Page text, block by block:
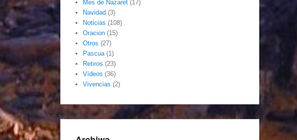
Mes de Nazaret (17)
Navidad (3)
Noticias (108)
Oracion (15)
Otros (27)
Pascua(1)
Retiros (23)
Vídeos (36)
Vivencias (2)